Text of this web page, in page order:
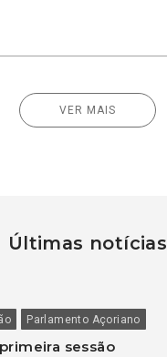
VER MAIS
Últimas notícias
Parlamento Açoriano
sessão